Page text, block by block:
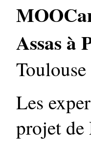
Assas à
Les
projet de